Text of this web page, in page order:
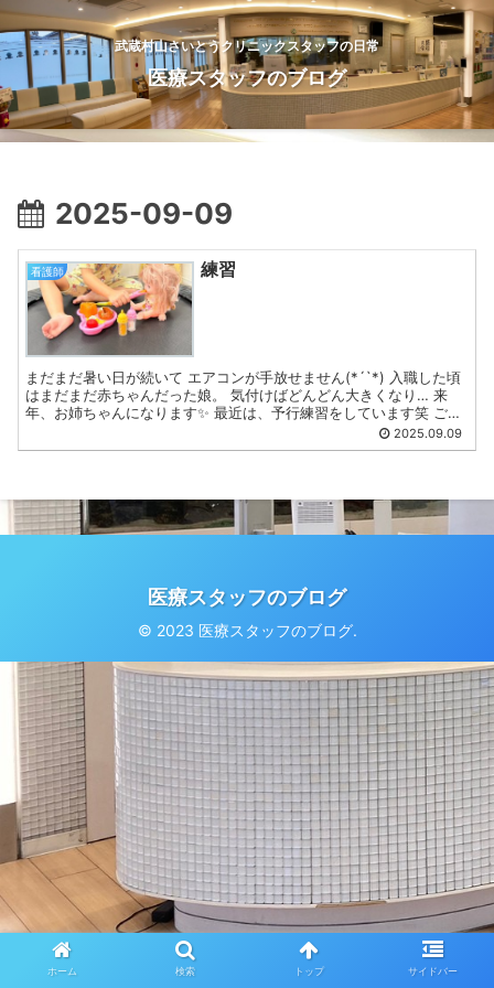
武蔵村山さいとうクリニックスタッフの日常
医療スタッフのブログ
2025-09-09
看護師 練習
まだまだ暑い日が続いて エアコンが手放せません(*´`*) 入職した頃
はまだまだ赤ちゃんだった娘。 気付けばどんどん大きくなり… 来
年、お姉ちゃんになります✨ 最近は、予行練習をしています笑 ご覧
2025.09.09
医療スタッフのブログ
© 2023 医療スタッフのブログ.
ホーム 検索 トップ サイドバー